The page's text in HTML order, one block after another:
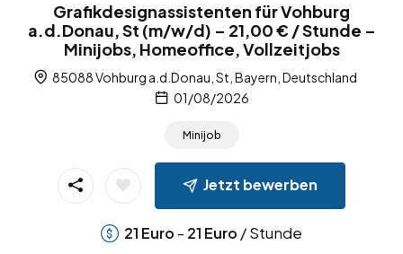
Grafikdesignassistenten für Vohburg
a.d.Donau, St (m/w/d) – 21,00 € / Stunde –
Minijobs, Homeoffice, Vollzeitjobs
85088 Vohburg a.d.Donau, St, Bayern, Deutschland
01/08/2026
Minijob
Jetzt bewerben
21 Euro - 21 Euro / Stunde